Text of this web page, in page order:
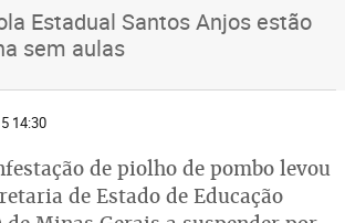
Estadual Santos Anjos estão
sem aulas
14:30
de piolho de pombo levou
de Estado de Educação